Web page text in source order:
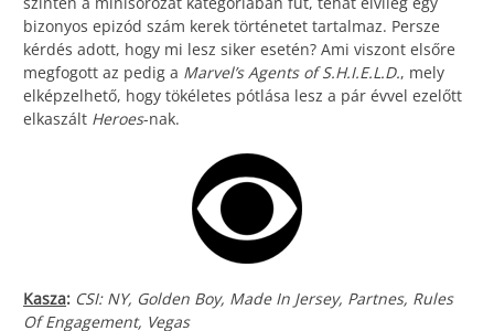
bizonyos epizód szám kerek történetet tartalmaz. Persze
kérdés adott, hogy mi lesz siker esetén? Ami viszont elsőre
megfogott az pedig a Marvel’s Agents of S.H.I.E.L.D., mely
elképzelhető, hogy tökéletes pótlása lesz a pár évvel ezelőtt
elkaszált Heroes-nak.
Kasza: CSI: NY, Golden Boy, Made In Jersey, Partnes, Rules
Of Engagement, Vegas